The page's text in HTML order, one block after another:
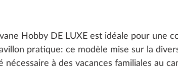
Hobby DE LUXE est idéale pour une
pratique: ce modèle mise sur la
à des vacances familiales au